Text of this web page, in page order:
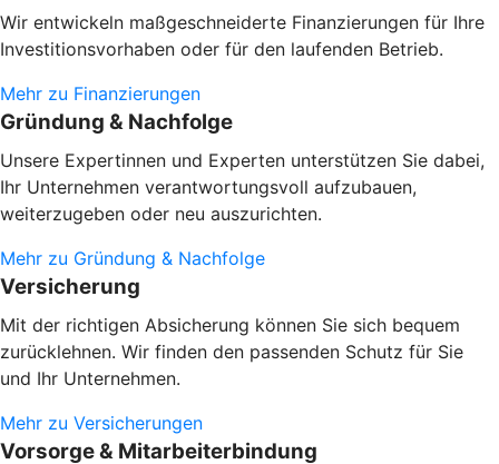
Wir entwickeln maßgeschneiderte Finanzierungen für Ihre
Investitionsvorhaben oder für den laufenden Betrieb.
Mehr zu Finanzierungen
Gründung & Nachfolge
Unsere Expertinnen und Experten unterstützen Sie dabei,
Ihr Unternehmen verantwortungsvoll aufzubauen,
weiterzugeben oder neu auszurichten.
Mehr zu Gründung & Nachfolge
Versicherung
Mit der richtigen Absicherung können Sie sich bequem
zurücklehnen. Wir finden den passenden Schutz für Sie
und Ihr Unternehmen.
Mehr zu Versicherungen
Vorsorge & Mitarbeiterbindung